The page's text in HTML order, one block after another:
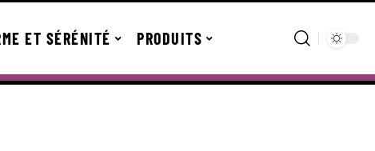
ET SÉRÉNITÉ PRODUITS